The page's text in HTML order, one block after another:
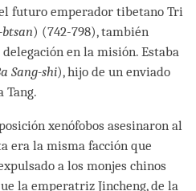
futuro emperador tibetano Tri
) (742-798), también
en la misión. Estaba
Sang-shi), hijo de un enviado
Tang.
xenófobos asesinaron al
era la misma facción que
a los monjes chinos
la emperatriz Jincheng, de la